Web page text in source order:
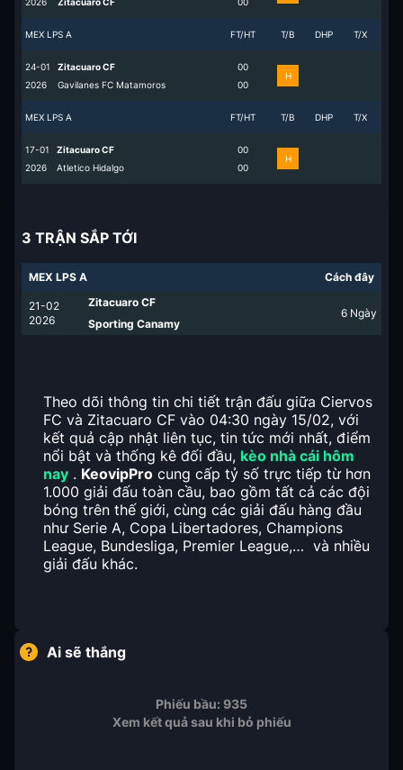
MEX LPS A FT/HT T/B DHP T/X
24-01
2026
Zitacuaro CF
Gavilanes FC Matamoros
0
0
0
0
H
MEX LPS A FT/HT T/B DHP T/X
17-01
2026
Zitacuaro CF
Atletico Hidalgo
0
0
0
0
H
3 TRẬN SẮP TỚI
MEX LPS A Cách đây
21-02
2026
Zitacuaro CF
Sporting Canamy
6 Ngày
Theo dõi thông tin chi tiết trận đấu giữa Ciervos
FC và Zitacuaro CF vào 04:30 ngày 15/02, với
kết quả cập nhật liên tục, tin tức mới nhất, điểm
nổi bật và thống kê đối đầu, kèo nhà cái hôm
nay . KeovipPro cung cấp tỷ số trực tiếp từ hơn
1.000 giải đấu toàn cầu, bao gồm tất cả các đội
bóng trên thế giới, cùng các giải đấu hàng đầu
như Serie A, Copa Libertadores, Champions
League, Bundesliga, Premier League,… và nhiều
giải đấu khác.
Ai sẽ thắng
Phiếu bầu: 935
Xem kết quả sau khi bỏ phiếu